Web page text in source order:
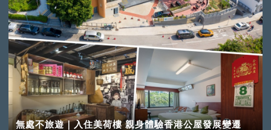
無處不旅遊｜入住美荷樓 親身體驗香港公屋發展變遷